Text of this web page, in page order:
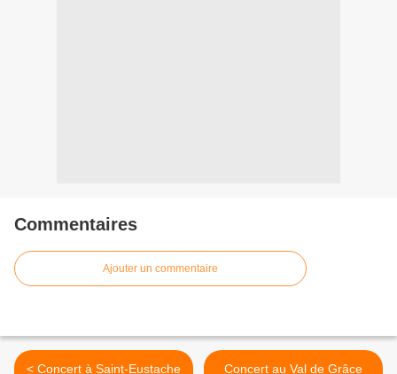
Commentaires
Ajouter un commentaire
< Concert à Saint-Eustache
Concert au Val de Grâce